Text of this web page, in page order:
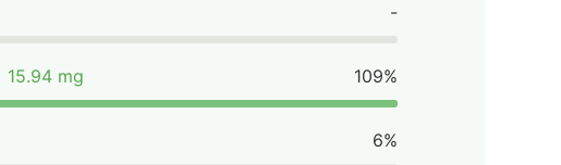
-
15.94 mg 109%
6%